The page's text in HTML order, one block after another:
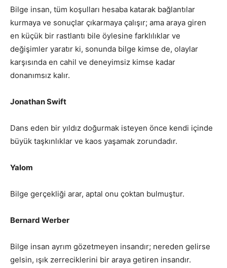
Bilge insan, tüm koşulları hesaba katarak bağlantılar
kurmaya ve sonuçlar çıkarmaya çalışır; ama araya giren
en küçük bir rastlantı bile öylesine farklılıklar ve
değişimler yaratır ki, sonunda bilge kimse de, olaylar
karşısında en cahil ve deneyimsiz kimse kadar
donanımsız kalır.
Jonathan Swift
Dans eden bir yıldız doğurmak isteyen önce kendi içinde
büyük taşkınlıklar ve kaos yaşamak zorundadır.
Yalom
Bilge gerçekliği arar, aptal onu çoktan bulmuştur.
Bernard Werber
Bilge insan ayrım gözetmeyen insandır; nereden gelirse
gelsin, ışık zerreciklerini bir araya getiren insandır.